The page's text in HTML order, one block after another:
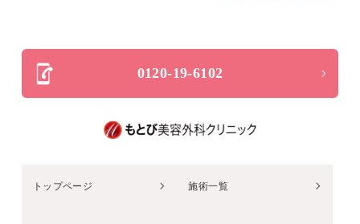
0120-19-6102
トップページ 施術一覧